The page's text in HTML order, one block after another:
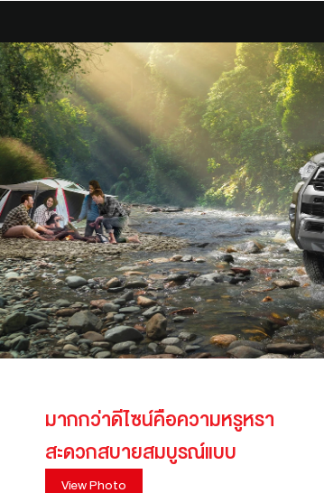
มากกว่าดีไซน์คือความหรูหรา
สะดวกสบายสมบูรณ์แบบ
View Photo